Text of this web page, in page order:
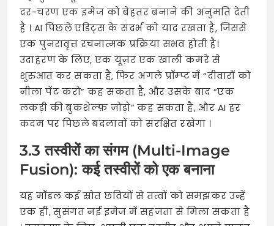
दर-चरण एक इमेज को बेहतर बनाने की अनुमति देती
है । AI पिछले एडिट्स के संदर्भ को याद रखता है, जिससे
एक पुनरावृत्त रचनात्मक प्रक्रिया संभव होती है।
उदाहरण के लिए, एक यूज़र एक खाली कमरे से
शुरुआत कर सकता है, फिर अगले प्रॉम्प्ट में “दीवारों को
नीला पेंट करो” कह सकता है, और उसके बाद “एक
लकड़ी की बुकशेल्फ़ जोड़ो” कह सकता है, और AI हर
कदम पर पिछले बदलावों को संरक्षित रखेगा ।
3.3 तस्वीरों का संगम (Multi-Image
Fusion): कई तस्वीरों को एक बनाना
यह मॉडल कई स्रोत छवियों से तत्वों को समझकर उन्हें
एक ही, सुसंगत नई इमेज में सहजता से मिला सकता है